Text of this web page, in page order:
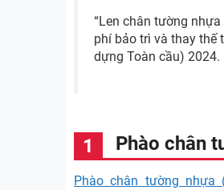
“Len chân tường
phí bảo trì và thay thế
dựng Toàn cầu) 2024.
Phào chân
Phào chân tường